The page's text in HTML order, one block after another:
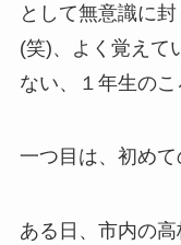
として無意識に
(笑)、よく覚えて
ない、１年生のこ
一つ目は、初めて
ある日、市内の